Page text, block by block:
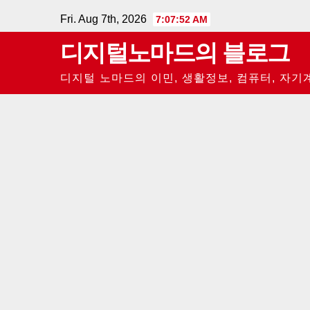
to
Fri. Aug 7th, 2026 7:07:53 AM
디지털노마드의 블로그
디지털 노마드의 이민, 생활정보, 컴퓨터, 자기